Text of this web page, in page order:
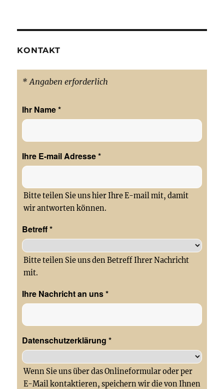
KONTAKT
* Angaben erforderlich
Ihr Name*
Ihre E-mail Adresse*
Bitte teilen Sie uns hier Ihre E-mail mit, damit
wir antworten können.
Betreff*
Bitte teilen Sie uns den Betreff Ihrer Nachricht
mit.
Ihre Nachricht an uns*
Datenschutzerklärung*
Wenn Sie uns über das Onlineformular oder per
E-Mail kontaktieren, speichern wir die von Ihnen